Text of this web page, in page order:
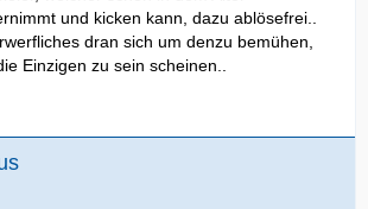
und kicken kann, dazu ablösefrei..
dran sich um denzu bemühen,
Einzigen zu sein scheinen..